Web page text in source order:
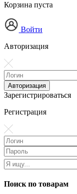
Корзина пуста
Войти
Авторизация
Зарегистрироваться
Регистрация
Поиск по товарам